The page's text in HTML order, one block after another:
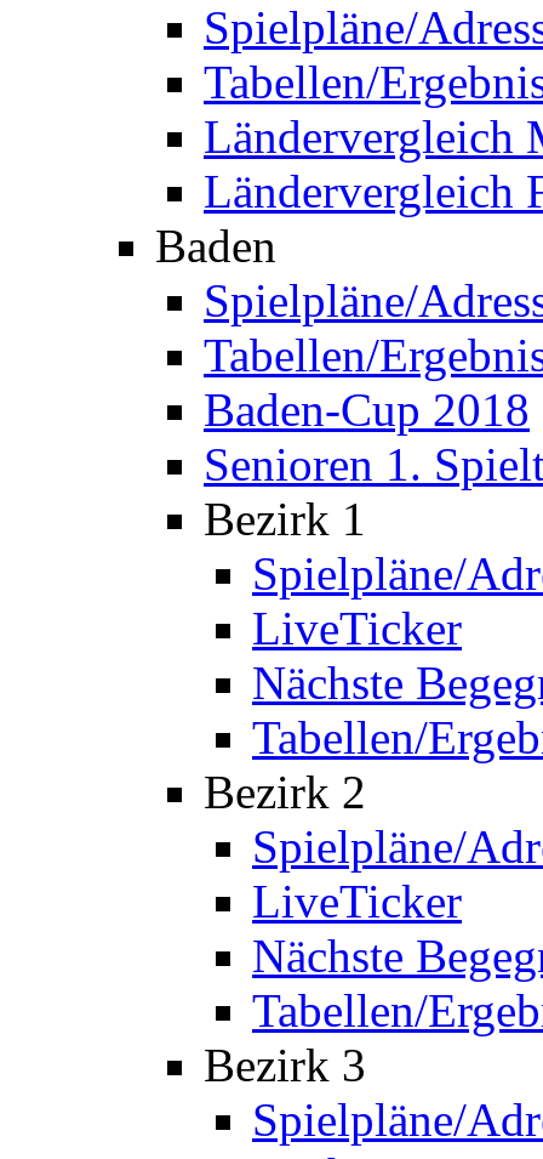
Spielpläne/
Tabellen/
Ländervergleich
Ländervergleich
Baden
Spielpläne/
Tabellen/
Baden-Cup 2018
Senioren 1.
Bezirk 1
Spielpläne/
LiveTicker
Nächste
Tabellen/
Bezirk 2
Spielpläne/
LiveTicker
Nächste
Tabellen/
Bezirk 3
Spielpläne/